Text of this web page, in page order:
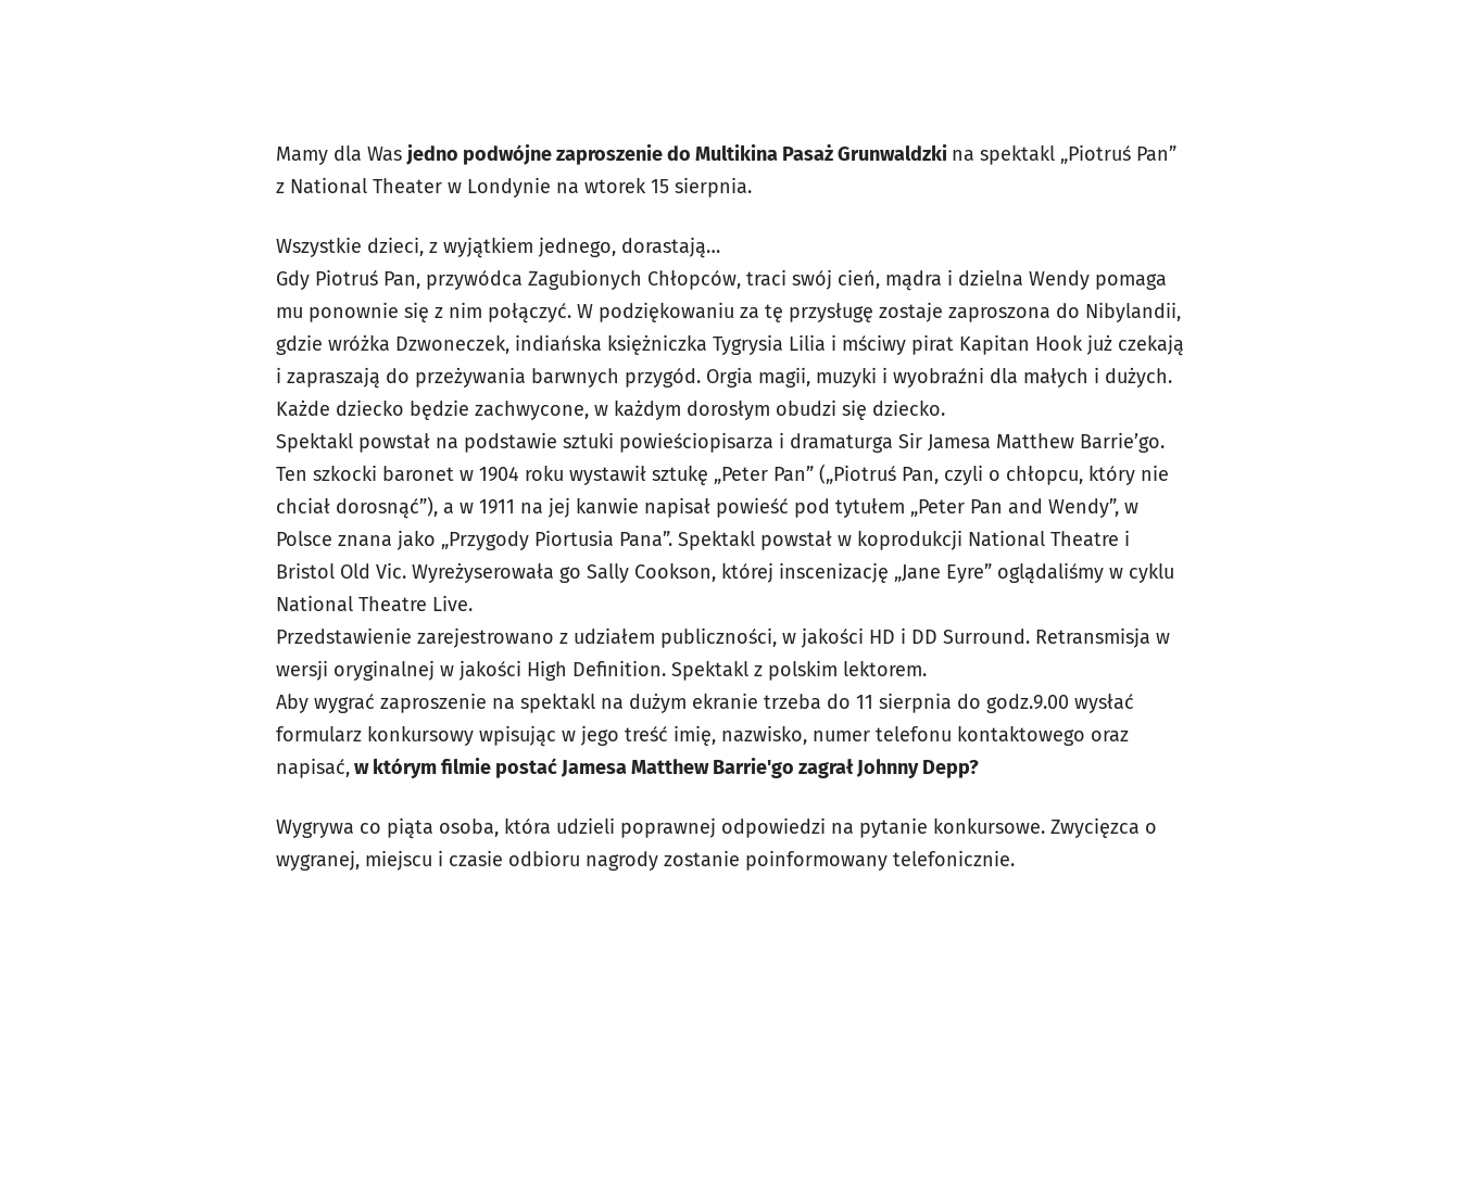
Mamy dla Was jedno podwójne zaproszenie do Multikina Pasaż Grunwaldzki na spektakl „Piotruś Pan”
z National Theater w Londynie na wtorek 15 sierpnia.
Wszystkie dzieci, z wyjątkiem jednego, dorastają…
Gdy Piotruś Pan, przywódca Zagubionych Chłopców, traci swój cień, mądra i dzielna Wendy pomaga
mu ponownie się z nim połączyć. W podziękowaniu za tę przysługę zostaje zaproszona do Nibylandii,
gdzie wróżka Dzwoneczek, indiańska księżniczka Tygrysia Lilia i mściwy pirat Kapitan Hook już czekają
i zapraszają do przeżywania barwnych przygód. Orgia magii, muzyki i wyobraźni dla małych i dużych.
Każde dziecko będzie zachwycone, w każdym dorosłym obudzi się dziecko.
Spektakl powstał na podstawie sztuki powieściopisarza i dramaturga Sir Jamesa Matthew Barrie’go.
Ten szkocki baronet w 1904 roku wystawił sztukę „Peter Pan” („Piotruś Pan, czyli o chłopcu, który nie
chciał dorosnąć”), a w 1911 na jej kanwie napisał powieść pod tytułem „Peter Pan and Wendy”, w
Polsce znana jako „Przygody Piortusia Pana”. Spektakl powstał w koprodukcji National Theatre i
Bristol Old Vic. Wyreżyserowała go Sally Cookson, której inscenizację „Jane Eyre” oglądaliśmy w cyklu
National Theatre Live.
Przedstawienie zarejestrowano z udziałem publiczności, w jakości HD i DD Surround. Retransmisja w
wersji oryginalnej w jakości High Definition. Spektakl z polskim lektorem.
Aby wygrać zaproszenie na spektakl na dużym ekranie trzeba do 11 sierpnia do godz.9.00 wysłać
formularz konkursowy wpisując w jego treść imię, nazwisko, numer telefonu kontaktowego oraz
napisać,w którym filmie postać Jamesa Matthew Barrie'go zagrał Johnny Depp?
Wygrywa co piąta osoba, która udzieli poprawnej odpowiedzi na pytanie konkursowe. Zwycięzca o
wygranej, miejscu i czasie odbioru nagrody zostanie poinformowany telefonicznie.